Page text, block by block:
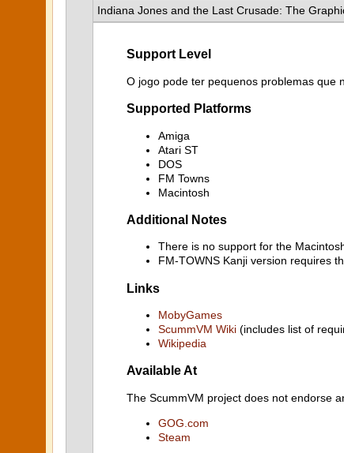
Indiana Jones and the Last Crusade: The
Support Level
O jogo pode ter pequenos problemas que
Supported Platforms
Amiga
Atari ST
DOS
FM Towns
Macintosh
Additional Notes
There is no support for the
FM-TOWNS Kanji version requires
Links
MobyGames
ScummVM Wiki (includes list of
Wikipedia
Available At
The ScummVM project does not endorse
GOG.com
Steam